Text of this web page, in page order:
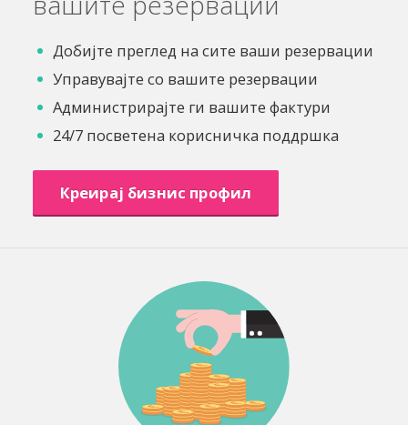
Добијте преглед на сите ваши резервации
Управувајте со вашите резервации
Администрирајте ги вашите фактури
24/7 посветена корисничка поддршка
Креирај бизнис профил